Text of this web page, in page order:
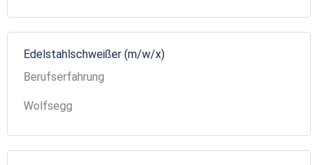
Edelstahlschweißer (m/w/x)
Berufserfahrung
Wolfsegg